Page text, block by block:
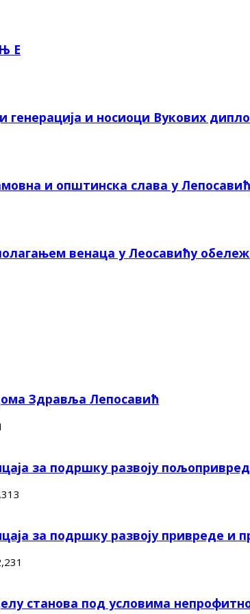
Е
генерација и носиоци Вукових
и општинска слава у
венаца у Леосавићу
Здравља Лепосавић
за подршку развоју
за подршку развоју привреде и
станова под условима